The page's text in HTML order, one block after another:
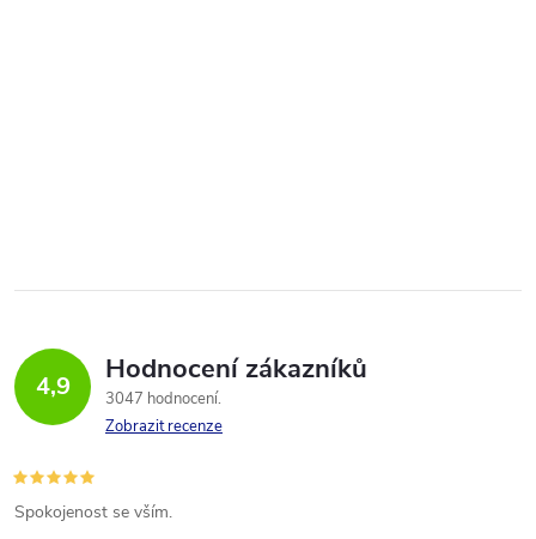
4,9 Hodnocení zákazníků
3047 hodnocení
Zobrazit recenze
Spokojenost se vším.